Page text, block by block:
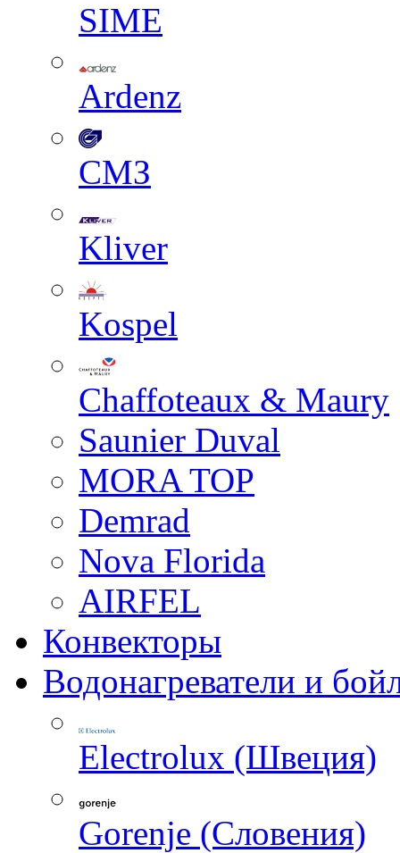
SIME
Ardenz
СМЗ
Kliver
Kospel
Chaffoteaux & Maury
Saunier Duval
MORA TOP
Demrad
Nova Florida
AIRFEL
Конвекторы
Водонагреватели и
Electrolux (Швеция)
Gorenje (Словения)